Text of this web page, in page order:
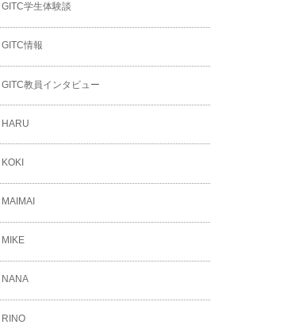
GITC学生体験談
GITC情報
GITC教員インタビュー
HARU
KOKI
MAIMAI
MIKE
NANA
RINO